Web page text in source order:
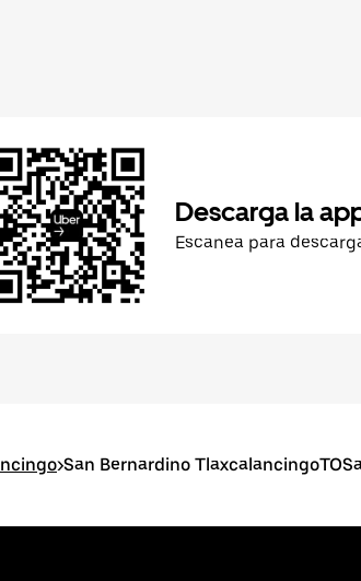
Descarga la
Escanea para
>San Bernardino